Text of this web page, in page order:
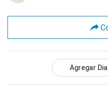
Agregar